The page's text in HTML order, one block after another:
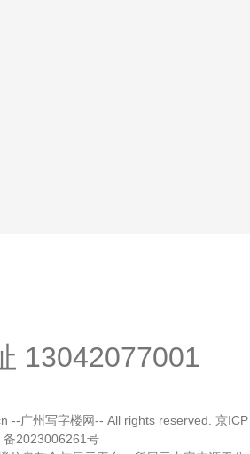
13042077001
--广州写字楼网-- All rights reserved. 京ICP
备2023006261号